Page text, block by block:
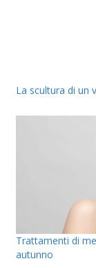
La scultura di un
Trattamenti di
autunno